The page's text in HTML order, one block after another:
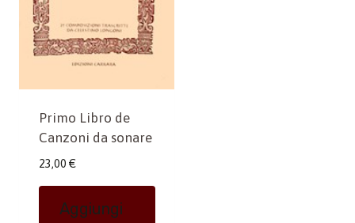
Primo Libro de
Canzoni da sonare
23,00 €
Aggiungi